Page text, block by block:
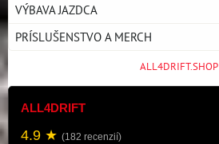
VÝBAVA JAZDCA
PRÍSLUŠENSTVO A MERCH
ALL4DRIFT.SHOP
ALL4DRIFT
4.9 ★ (182 recenzií)